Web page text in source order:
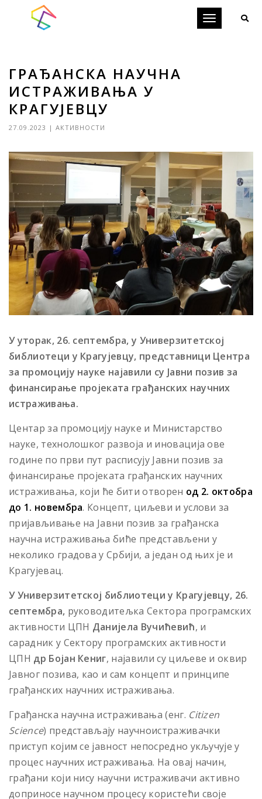
Toggle
ГРАЂАНСКА НАУЧНА
ИСТРАЖИВАЊА У
КРАГУЈЕВЦУ
27.09.2023 | АКТИВНОСТИ
У уторак, 26. септембра, у Универзитетској
библиотеци у Крагујевцу, представници Центра
за промоцију науке најавили су Јавни позив за
финансирање пројеката грађанских научних
истраживања.
Центар за промоцију науке и Министарство
науке, технолошког развоја и иновација ове
године по први пут расписују Јавни позив за
финансирање пројеката грађанских научних
истраживања, који ће бити отворен од 2. октобра
до 1. новембра. Концепт, циљеви и услови за
пријављивање на Јавни позив за грађанска
научна истраживања биће представљени у
неколико градова у Србији, а један од њих је и
Крагујевац.
У Универзитетској библиотеци у Крагујевцу, 26.
септембра, руководитељка Сектора програмских
активности ЦПН Данијела Вучићевић, и
сарадник у Сектору програмских активности
ЦПН др Бојан Кениг, најавили су циљеве и оквир
Јавног позива, као и сам концепт и принципе
грађанских научних истраживања.
Грађанска научна истраживања (енг. Citizen
Science) представљају научноистраживачки
приступ којим се јавност непосредно укључује у
процес научних истраживања. На овај начин,
грађани који нису научни истраживачи активно
доприносе научном процесу користећи своје